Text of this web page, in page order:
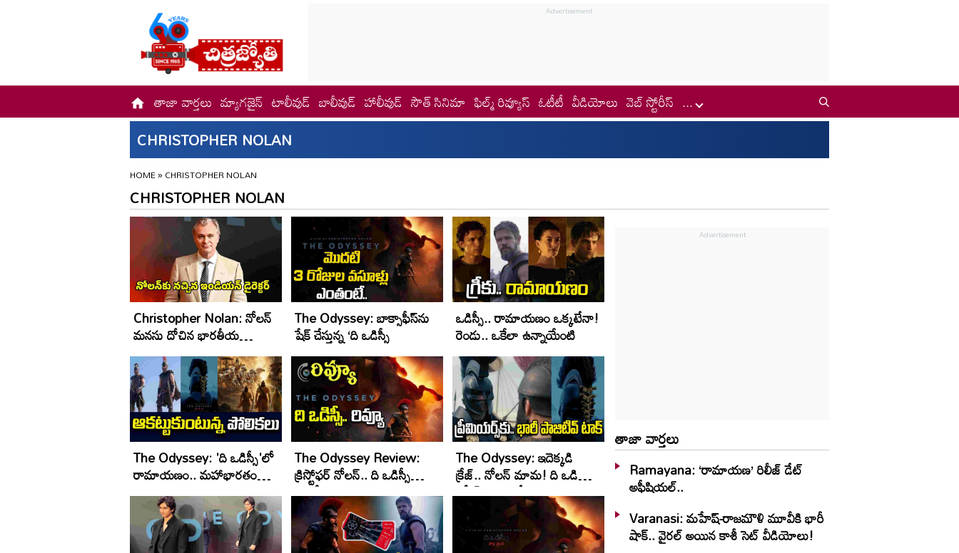
తాజా వార్తలు మ్యాగజైన్ టాలీవుడ్ బాలీవుడ్ హాలీవుడ్ సౌత్ సినిమా ఫిల్మ్ రివ్యూస్ ఓటీటీ వీడియోలు వెబ్ స్టోరీస్ ...
CHRISTOPHER NOLAN
HOME»CHRISTOPHER NOLAN
CHRISTOPHER NOLAN
Christopher Nolan: నోలన్‌
మనసు దోచిన భారతీయ
సినిమా..
The Odyssey: బాక్సాఫీస్‌ను
షేక్ చేస్తున్న ‘ది ఒడిస్సీ
ఒడిస్సీ.. రామాయ‌ణం ఒక్క‌టేనా!
రెండు.. ఒకేలా ఉన్నాయేంటి
The Odyssey: 'ది ఒడిస్సీ'లో
రామాయణం.. మహాభారతం
ఛాయలు?
The Odyssey Review:
క్రిస్టోఫర్ నోల‌న్.. ది ఒడిస్సీ
మూవీ రివ్యూ
The Odyssey: ఇదెక్క‌డి
క్రేజ్‌.. నోల‌న్ మామ‌! ది ఒడిస్సీ
రిలీజ్‌కు ముందే సంచలనం..
ఇండియాలో అడ్వాన్స్ బుకింగ్స్‌తో
రికార్డు
తాజా వార్తలు
Ramayana: ‘రామాయణ’ రిలీజ్ డేట్
అఫీషియల్‌..
Varanasi: మహేష్-రాజమౌళి మూవీకి భారీ
షాక్.. వైరల్ అయిన కాశీ సెట్ వీడియోలు!